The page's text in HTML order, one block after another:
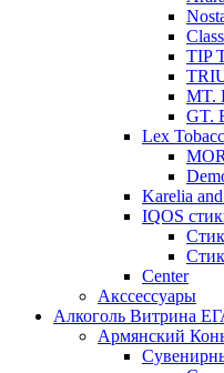
TIP
MT.
GT.
Lex
Karelia
IQOS
Сenter
Акссессуары
Алкоголь Витрина
Армянский